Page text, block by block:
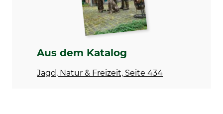
Aus dem Katalog
Jagd, Natur & Freizeit, Seite 434